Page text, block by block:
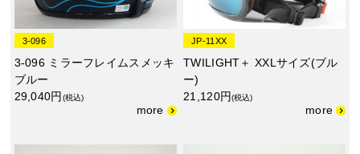
3-096
3-096 ミラーフレイムスメッキ
ブルー
29,040円 (税込)
JP-11XX
TWILIGHT＋ XXLサイズ(ブル
ー)
21,120円(税込)